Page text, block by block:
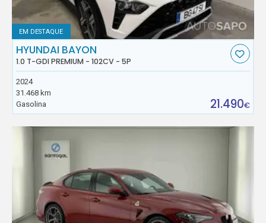
EM DESTAQUE
HYUNDAI BAYON
1.0 T-GDI PREMIUM - 102CV - 5P
2024
31.468 km
Gasolina
21.490€